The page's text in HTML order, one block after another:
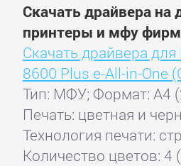
Скачать драйвера на
принтеры и мфу
Скачать драйвера
8600 Plus e-All-in-One
Тип: МФУ; Формат: A4
Печать: цветная и
Технология печати:
Количество цветов: 4